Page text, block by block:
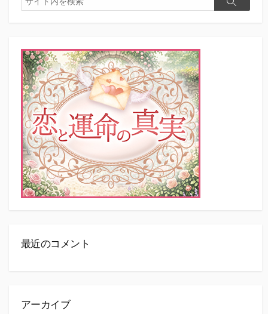
索
検
最近のコメント
アーカイブ